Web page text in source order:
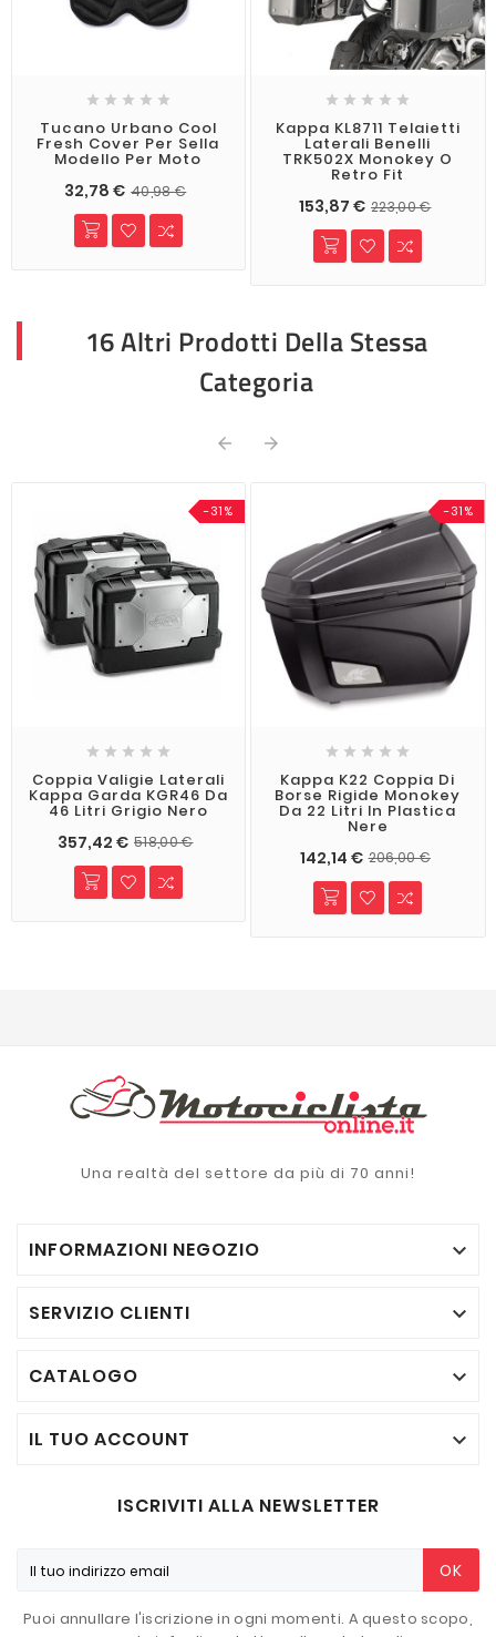
    
Tucano Urbano Cool
Fresh Cover Per Sella
Modello Per Moto
32,78 € 40,98 €
    
Kappa KL8711 Telaietti
Laterali Benelli
TRK502X Monokey O
Retro Fit
153,87 € 223,00 €
16 Altri Prodotti Della Stessa
Categoria
 
-31%
    
Coppia Valigie Laterali
Kappa Garda KGR46 Da
46 Litri Grigio Nero
357,42 € 518,00 €
-31%
    
Kappa K22 Coppia Di
Borse Rigide Monokey
Da 22 Litri In Plastica
Nere
142,14 € 206,00 €
Una realtà del settore da più di 70 anni!
INFORMAZIONI NEGOZIO 
SERVIZIO CLIENTI 
CATALOGO 
IL TUO ACCOUNT 
ISCRIVITI ALLA NEWSLETTER
OK
Puoi annullare l'iscrizione in ogni momenti. A questo scopo,